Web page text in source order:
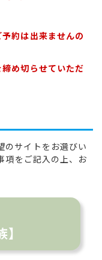
約は出来ませんの
め切らせていただ
のサイトをお選びい
項をご記入の上、お